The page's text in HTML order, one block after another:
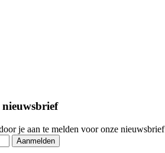
nieuwsbrief
je aan te melden voor onze nieuwsbrief
Aanmelden